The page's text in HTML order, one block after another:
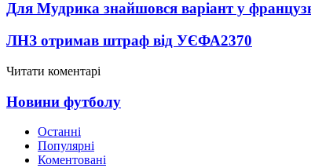
Для Мудрика знайшовся варіант у
ЛНЗ отримав штраф від УЄФА2370
Читати коментарі
Новини футболу
Останні
Популярні
Коментовані